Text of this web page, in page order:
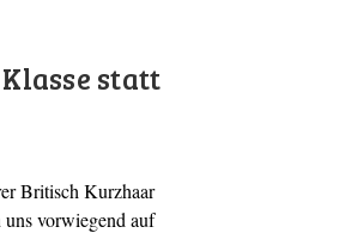
statt
Britisch Kurzhaar
vorwiegend auf